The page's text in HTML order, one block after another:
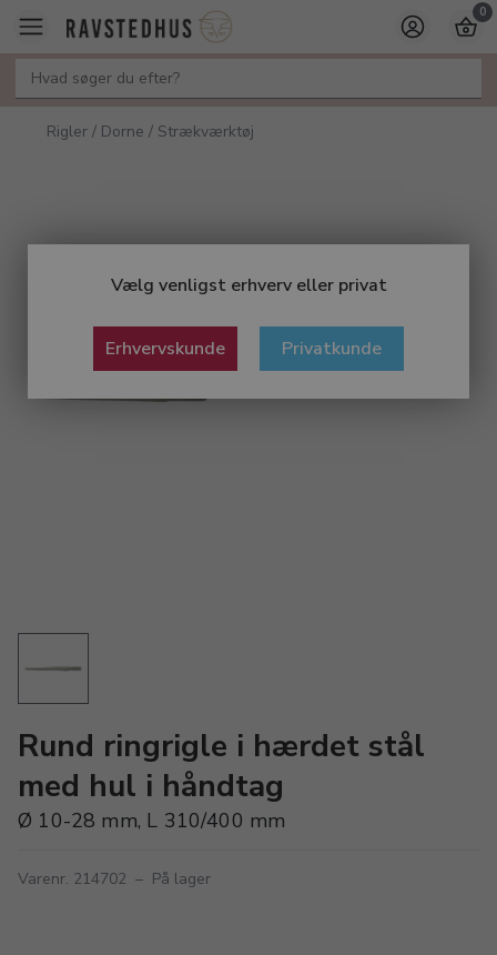
Vælg venligst erhverv eller privat
Erhvervskunde Privatkunde
0
Rigler / Dorne / Strækværktøj
Rund ringrigle i hærdet stål
med hul i håndtag
Ø 10-28 mm, L 310/400 mm
Varenr. 214702 – På lager